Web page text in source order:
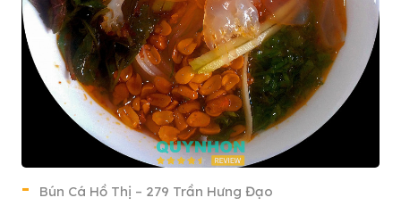
Bún Cá Hồ Thị – 279 Trần Hưng Đạo